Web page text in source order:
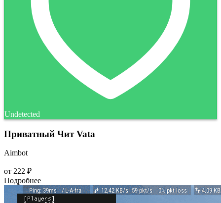
Undetected
Приватный Чит Vata
Aimbot
от 222 ₽
Подробнее